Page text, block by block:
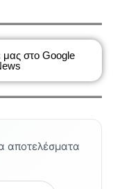
μας στο Google
αποτελέσματα